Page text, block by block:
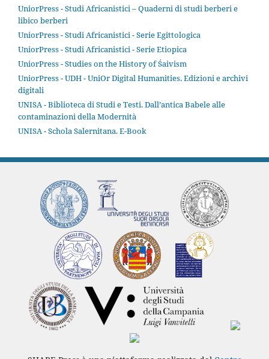
UniorPress - Studi Africanistici – Quaderni di studi berberi e
libico berberi
UniorPress - Studi Africanistici - Serie Egittologica
UniorPress - Studi Africanistici - Serie Etiopica
UniorPress - Studies on the History of Śaivism
UniorPress - UDH - UniOr Digital Humanities. Edizioni e archivi
digitali
UNISA - Biblioteca di Studi e Testi. Dall’antica Babele alle
contaminazioni della Modernità
UNISA - Schola Salernitana. E-Book